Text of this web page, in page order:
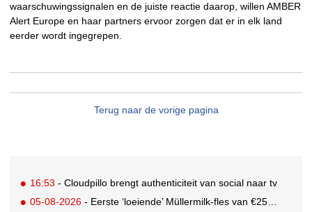
waarschuwingssignalen en de juiste reactie daarop, willen AMBER
Alert Europe en haar partners ervoor zorgen dat er in elk land
eerder wordt ingegrepen.
Terug naar de vorige pagina
16:53 - Cloudpillo brengt authenticiteit van social naar tv
05-08-2026 - Eerste ‘loeiende’ Müllermilk-fles van €25.000,- gevonden